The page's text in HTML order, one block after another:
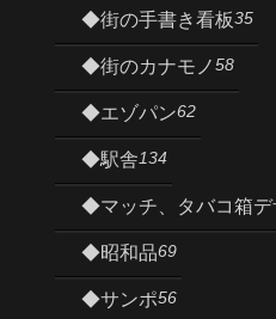
◆街の手書き看板35
◆街のカナモノ58
◆エゾパン62
◆駅舎134
◆マッチ、タバコ箱デ
◆昭和品69
◆サンポ56